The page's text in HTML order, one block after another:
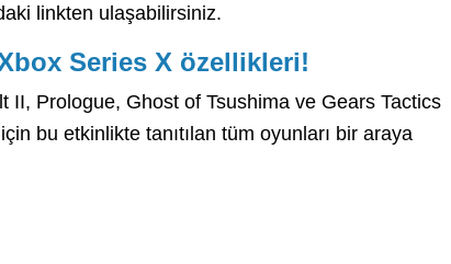
linkten ulaşabilirsiniz.
Series X özellikleri!
II, Prologue, Ghost of Tsushima ve Gears Tactics
bu etkinlikte tanıtılan tüm oyunları bir araya